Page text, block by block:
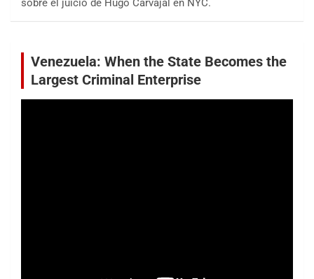
sobre el juicio de Hugo Carvajal en NYC.
Venezuela: When the State Becomes the
Largest Criminal Enterprise